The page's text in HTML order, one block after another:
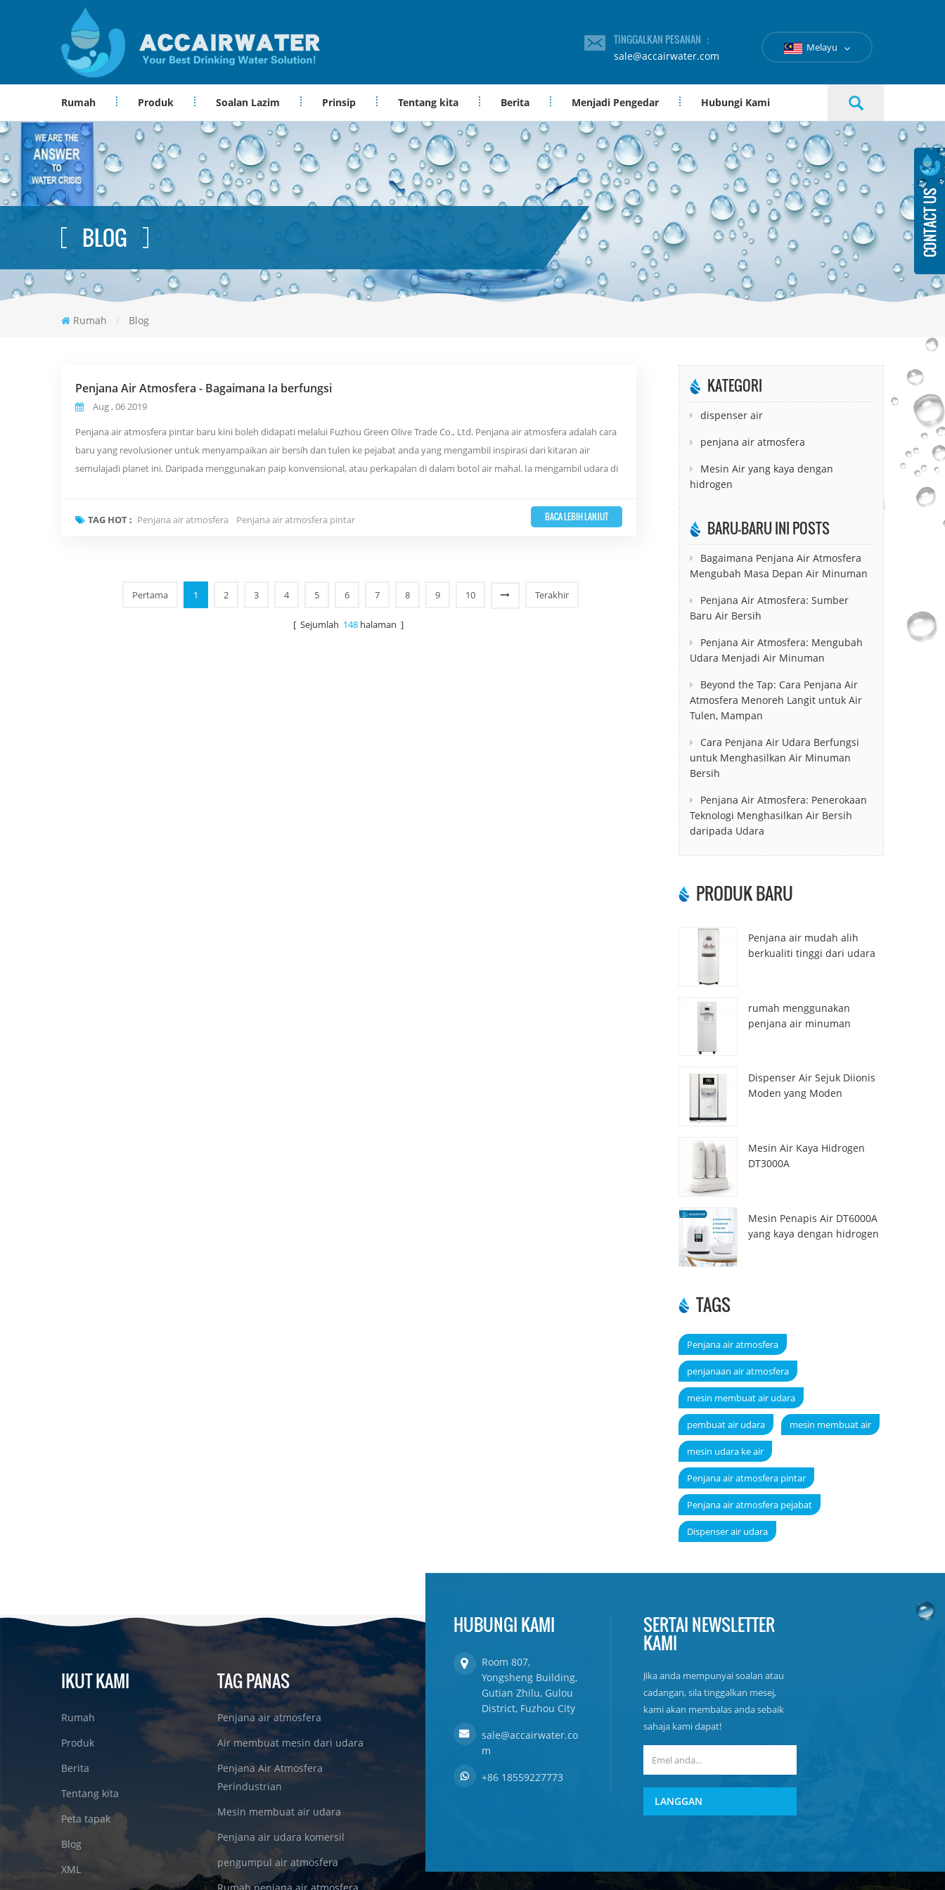
TINGGALKAN PESANAN ：
sale@accairwater.com
Melayu
Rumah Produk Soalan Lazim Prinsip Tentang kita Berita Menjadi Pengedar Hubungi Kami
BLOG
Rumah / Blog
Penjana Air Atmosfera - Bagaimana Ia berfungsi
Aug , 06 2019
Penjana air atmosfera pintar baru kini boleh didapati melalui Fuzhou Green Olive Trade Co., Ltd. Penjana air atmosfera adalah cara
baru yang revolusioner untuk menyampaikan air bersih dan tulen ke pejabat anda yang mengambil inspirasi dari kitaran air
semulajadi planet ini. Daripada menggunakan paip konvensional, atau perkapalan di dalam botol air mahal. Ia mengambil udara di
TAG HOT : Penjana air atmosfera Penjana air atmosfera pintar BACA LEBIH LANJUT
Pertama 1 2 3 4 5 6 7 8 9 10 Terakhir
[ Sejumlah 148 halaman ]
KATEGORI
dispenser air
penjana air atmosfera
Mesin Air yang kaya dengan
hidrogen
BARU-BARU INI POSTS
Bagaimana Penjana Air Atmosfera
Mengubah Masa Depan Air Minuman
Penjana Air Atmosfera: Sumber
Baru Air Bersih
Penjana Air Atmosfera: Mengubah
Udara Menjadi Air Minuman
Beyond the Tap: Cara Penjana Air
Atmosfera Menoreh Langit untuk Air
Tulen, Mampan
Cara Penjana Air Udara Berfungsi
untuk Menghasilkan Air Minuman
Bersih
Penjana Air Atmosfera: Penerokaan
Teknologi Menghasilkan Air Bersih
daripada Udara
PRODUK BARU
Penjana air mudah alih
berkualiti tinggi dari udara
rumah menggunakan
penjana air minuman
Dispenser Air Sejuk Diionis
Moden yang Moden
Mesin Air Kaya Hidrogen
DT3000A
Mesin Penapis Air DT6000A
yang kaya dengan hidrogen
TAGS
Penjana air atmosfera
penjanaan air atmosfera
mesin membuat air udara
pembuat air udara mesin membuat air
mesin udara ke air
Penjana air atmosfera pintar
Penjana air atmosfera pejabat
Dispenser air udara
IKUT KAMI
Rumah
Produk
Berita
Tentang kita
Peta tapak
Blog
XML
TAG PANAS
Penjana air atmosfera
Air membuat mesin dari udara
Penjana Air Atmosfera
Perindustrian
Mesin membuat air udara
Penjana air udara komersil
pengumpul air atmosfera
HUBUNGI KAMI
Room 807,
Yongsheng Building,
Gutian Zhilu, Gulou
District, Fuzhou City
sale@accairwater.co
m
+86 18559227773
SERTAI NEWSLETTER
KAMI
Jika anda mempunyai soalan atau
cadangan, sila tinggalkan mesej,
kami akan membalas anda sebaik
sahaja kami dapat!
LANGGAN